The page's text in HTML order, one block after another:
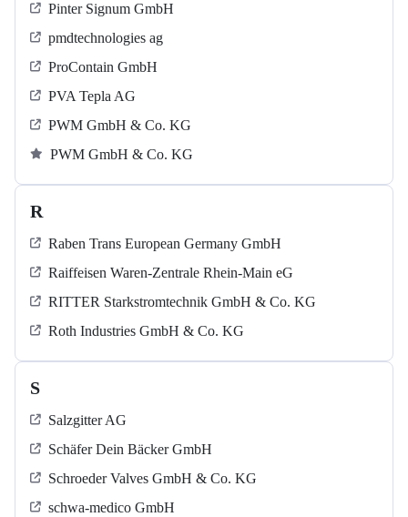
Pinter Signum GmbH
pmdtechnologies ag
ProContain GmbH
PVA Tepla AG
PWM GmbH & Co. KG
PWM GmbH & Co. KG
R
Raben Trans European Germany GmbH
Raiffeisen Waren-Zentrale Rhein-Main eG
RITTER Starkstromtechnik GmbH & Co. KG
Roth Industries GmbH & Co. KG
S
Salzgitter AG
Schäfer Dein Bäcker GmbH
Schroeder Valves GmbH & Co. KG
schwa-medico GmbH